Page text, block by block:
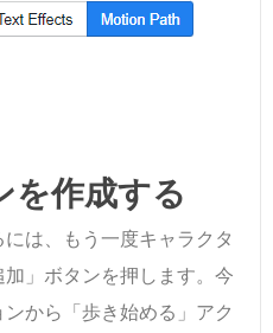
を作成する
は、もう一度キャラクタ
」ボタンを押します。今
から「歩き始める」アク